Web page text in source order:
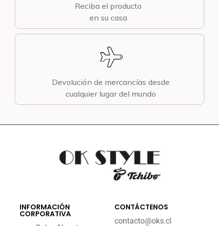
Reciba el producto
en su casa
Devolución de mercancías desde
cualquier lugar del mundo
INFORMACIÓN
CORPORATIVA
CONTÁCTENOS
contacto@oks.cl